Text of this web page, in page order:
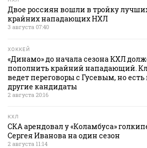
Двое россиян вошли в тройку
крайних нападающих НХЛ
3 августа 07:40
ХОККЕЙ
«Динамо» до начала сезона КХЛ
пополнить крайний нападающий.
ведет переговоры с Гусевым, но есть
другие кандидаты
2 августа 20:16
КХЛ
СКА арендовал у «Коламбуса»
Сергея Иванова на один сезон
2 августа 11:14